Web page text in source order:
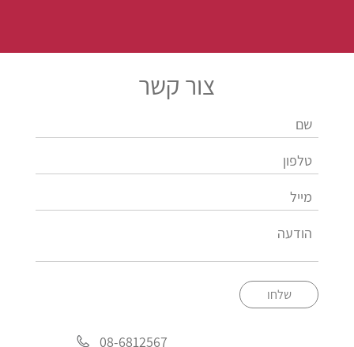
צור קשר
שלחו
08-6812567